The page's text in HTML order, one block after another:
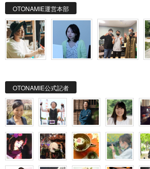
OTONAMIE運営本部
OTONAMIE公式記者